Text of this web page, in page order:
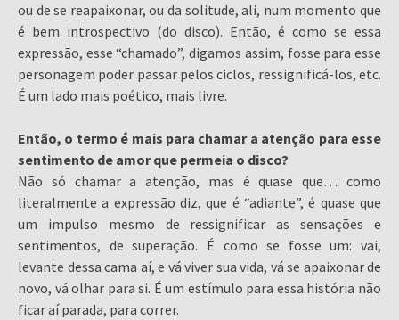
ou de se reapaixonar, ou da solitude, ali, num momento que
é bem introspectivo (do disco). Então, é como se essa
expressão, esse “chamado”, digamos assim, fosse para esse
personagem poder passar pelos ciclos, ressignificá-los, etc.
É um lado mais poético, mais livre.
Então, o termo é mais para chamar a atenção para esse
sentimento de amor que permeia o disco?
Não só chamar a atenção, mas é quase que… como
literalmente a expressão diz, que é “adiante”, é quase que
um impulso mesmo de ressignificar as sensações e
sentimentos, de superação. É como se fosse um: vai,
levante dessa cama aí, e vá viver sua vida, vá se apaixonar de
novo, vá olhar para si. É um estímulo para essa história não
ficar aí parada, para correr.